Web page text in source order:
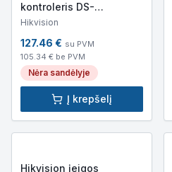
kontroleris DS-
K2621X(P)
Hikvision
127.46 € su PVM
105.34 € be PVM
Nėra sandėlyje
Į krepšelį
Hikvision įeigos